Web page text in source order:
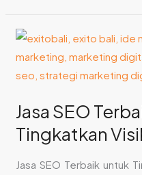
Jasa SEO
Tingkatkan
Jasa SEO Terbaik untuk
Jasa
SEO
Terbaik
Tingkatkan
Visibilitas
Online